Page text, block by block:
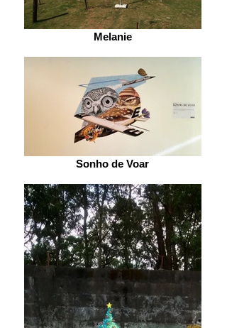
Melanie
Sonho de Voar